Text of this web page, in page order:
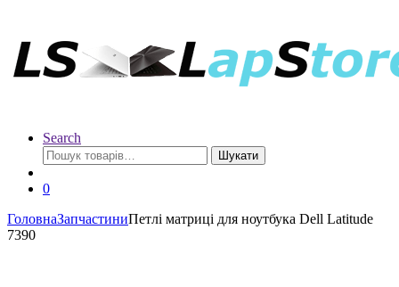
Search
Шукати
0
ГоловнаЗапчастиниПетлі матриці для ноутбука Dell Latitude
7390